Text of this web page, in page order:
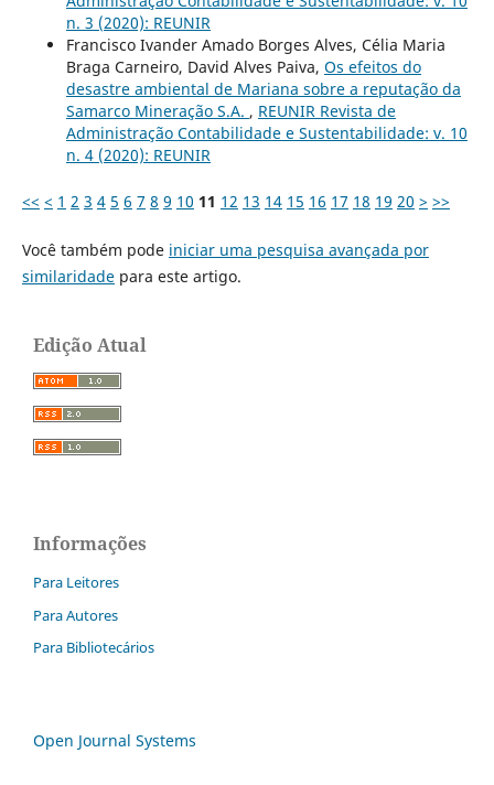
n. 3 (2020): REUNIR
Francisco Ivander Amado Borges Alves, Célia Maria
Braga Carneiro, David Alves Paiva, Os efeitos do
desastre ambiental de Mariana sobre a reputação da
Samarco Mineração S.A. , REUNIR Revista de
Administração Contabilidade e Sustentabilidade: v. 10
n. 4 (2020): REUNIR
<< < 1 2 3 4 5 6 7 8 9 10 11 12 13 14 15 16 17 18 19 20 > >>
Você também pode iniciar uma pesquisa avançada por
similaridadepara este artigo.
Edição Atual
Informações
Para Leitores
Para Autores
Para Bibliotecários
Open Journal Systems